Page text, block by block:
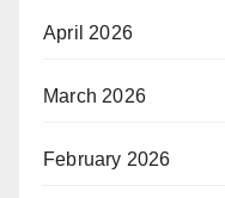
April 2026
March 2026
February 2026